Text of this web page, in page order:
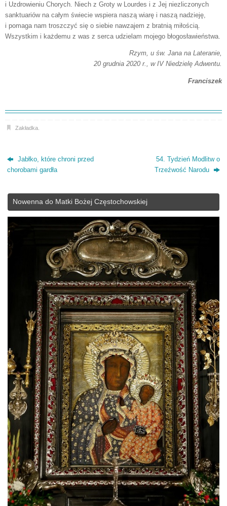
i Uzdrowieniu Chorych. Niech z Groty w Lourdes i z Jej niezliczonych
sanktuariów na całym świecie wspiera naszą wiarę i naszą nadzieję,
i pomaga nam troszczyć się o siebie nawzajem z bratnią miłością.
Wszystkim i każdemu z was z serca udzielam mojego błogosławieństwa.
Rzym, u św. Jana na Lateranie,
20 grudnia 2020 r., w IV Niedzielę Adwentu.
Franciszek
Zakładka.
Jabłko, które chroni przed
chorobami gardła
54. Tydzień Modlitw o
Trzeźwość Narodu
Nowenna do Matki Bożej Częstochowskiej